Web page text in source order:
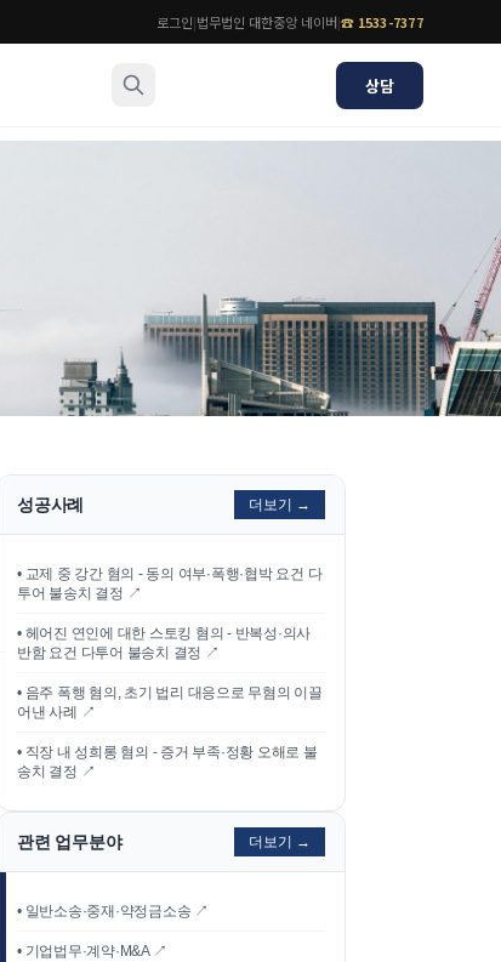
로그인|법무법인 대한중앙 네이버|☎ 1533-7377
상담
법률 블로그
법률서식
뉴스레터/브로슈어
성공사례 더보기 →
• 교제 중 강간 혐의 - 동의 여부·폭행·협박 요건 다
투어 불송치 결정 ↗
• 헤어진 연인에 대한 스토킹 혐의 - 반복성·의사
반함 요건 다투어 불송치 결정 ↗
• 음주 폭행 혐의, 초기 법리 대응으로 무혐의 이끌
어낸 사례
↗
• 직장 내 성희롱 혐의 - 증거 부족·정황 오해로 불
송치 결정 ↗
관련 업무분야 더보기 →
• 일반소송·중재·약정금소송 ↗
• 기업법무·계약·M&A ↗